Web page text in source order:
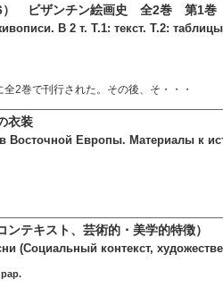
） ビザンチン絵画史 全2巻 第1
В 2 т. Т.1: текст. Т.2:
2巻で刊行された。その後、そ・・・
衣装
Восточной Европы. Материалы к
テキスト、芸術的・美学的特徴）
(Социальный контекст,